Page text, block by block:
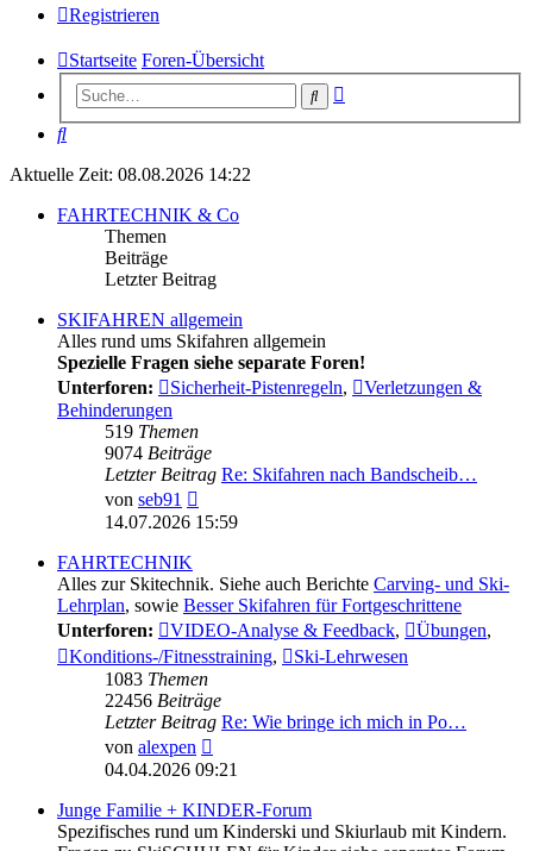
Registrieren
Startseite Foren-Übersicht
Suche
Suche
Aktuelle Zeit: 08.08.2026 14:22
FAHRTECHNIK & Co
Themen
Beiträge
Letzter Beitrag
SKIFAHREN allgemein
Alles rund ums Skifahren allgemein
Spezielle Fragen siehe separate Foren!
Unterforen:
Sicherheit-Pistenregeln,
Verletzungen &
Behinderungen
519 Themen
9074 Beiträge
Letzter Beitrag Re: Skifahren nach Bandscheib…
von seb91
Beitrag
14.07.2026 15:59
FAHRTECHNIK
Alles zur Skitechnik. Siehe auch Berichte Carving- und Ski-
Lehrplan, sowie Besser Skifahren für Fortgeschrittene
Unterforen:
VIDEO-Analyse & Feedback, Übungen,
Konditions-/Fitnesstraining,
Ski-Lehrwesen
1083 Themen
22456 Beiträge
Letzter Beitrag Re: Wie bringe ich mich in Po…
von alexpen
Beitrag
04.04.2026 09:21
Junge Familie + KINDER-Forum
Spezifisches rund um Kinderski und Skiurlaub mit Kindern.